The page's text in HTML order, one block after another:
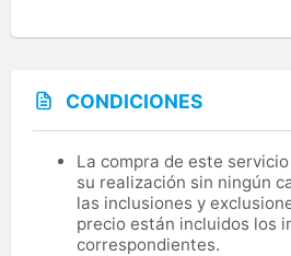
CONDICIONES
La compra de este
su realización sin ningún
las inclusiones y
precio están incluidos los
correspondientes.